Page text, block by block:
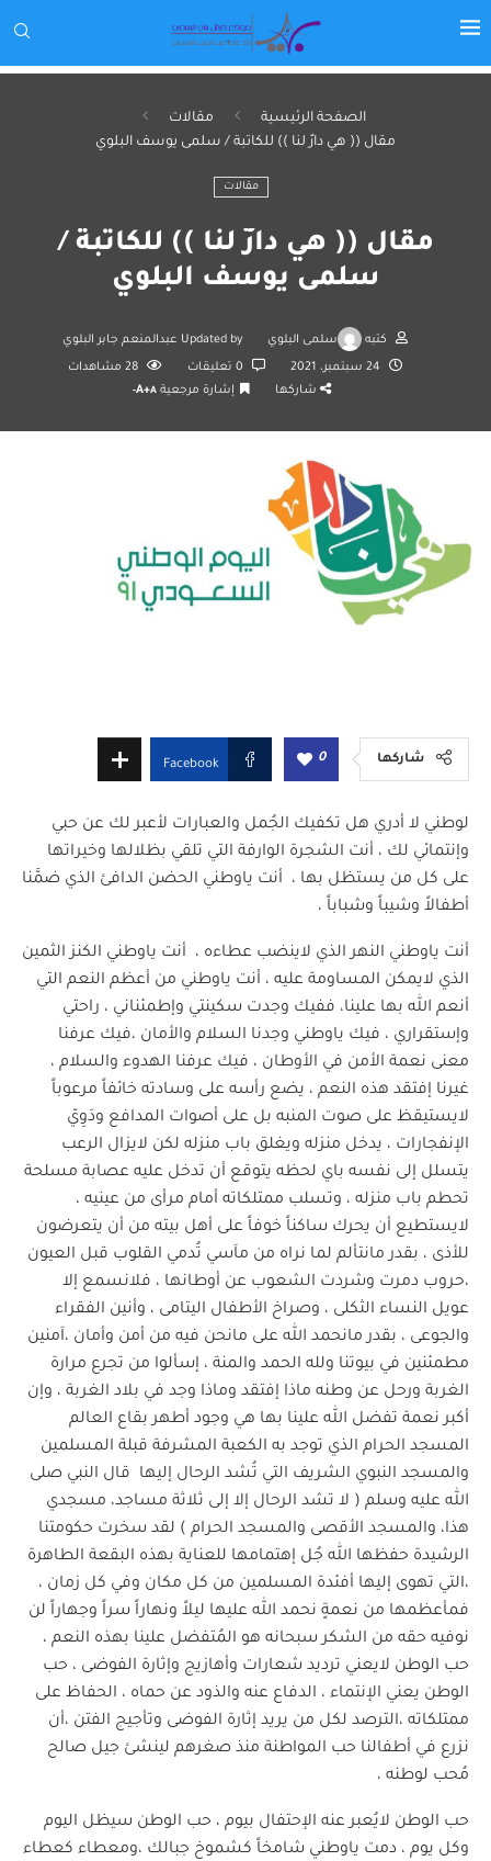
الصفحة الرئيسية
مقالات
مقال (( هي دارٌ لنا )) للكاتبة / سلمى يوسف البلوي
مقالات
مقال (( هي دارٌ لنا )) للكاتبة /
سلمى يوسف البلوي
كتبه سلمى البلوي Updated by عبدالمنعم جابر البلوي
24 سبتمبر، 2021 28 مشاهدات
شاركها
إشارة مرجعية A+A-
شاركها 0
Facebook
لوطني لا أدري هل تكفيك الجُمل والعبارات لأعبر لك عن حبي
وإنتمائي لك ، أنت الشجرة الوارفة التي تلقي بظلالها وخيراتها
على كل من يستظل بها ، أنت ياوطني الحضن الدافئ الذي ضمَّنا
أطفالاً وشيباً وشباباً ،
أنت ياوطني النهر الذي لاينضب عطاءه ، أنت ياوطني الكنز الثمين
الذي لايمكن المساومة عليه ، أنت ياوطني من أعظم النعم التي
أنعم الله بها علينا، ففيك وجدت سكينتي وإطمئناني ، راحتي
وإستقراري ، فيك ياوطني وجدنا السلام والأمان ،فيك عرفنا
معنى نعمة الأمن في الأوطان ، فيك عرفنا الهدوء والسلام ،
غيرنا إفتقد هذه النعم ، يضع رأسه على وسادته خائفاً مرعوباً
لايستيقظ على صوت المنبه بل على أصوات المدافع ودَوِيّ
الإنفجارات ، يدخل منزله ويغلق باب منزله لكن لايزال الرعب
يتسلل إلى نفسه باي لحظه يتوقع أن تدخل عليه عصابة مسلحة
تحطم باب منزله ، وتسلب ممتلكاته أمام مرأى من عينيه ،
لايستطيع أن يحرك ساكناً خوفاً على أهل بيته من أن يتعرضون
للأذى ، بقدر مانتألم لما نراه من مآسي تُدمي القلوب قبل العيون
،حروب دمرت وشردت الشعوب عن أوطانها ، فلانسمع إلا
عويل النساء الثكلى ، وصراخ الأطفال اليتامى ، وأنين الفقراء
والجوعى ، بقدر مانحمد الله على مانحن فيه من أمن وأمان ،آمنين
مطمئنين في بيوتنا ولله الحمد والمنة ، إسألوا من تجرع مرارة
الغربة ورحل عن وطنه ماذا إفتقد وماذا وجد في بلاد الغربة ، وإن
أكبر نعمة تفضل الله علينا بها هي وجود أطهر بقاع العالم
المسجد الحرام الذي توجد به الكعبة المشرفة قبلة المسلمين
والمسجد النبوي الشريف التي تُشد الرحال إليها قال النبي صلى
الله عليه وسلم ( لا تشد الرحال إلا إلى ثلاثة مساجد، مسجدي
هذا، والمسجد الأقصى والمسجد الحرام ) لقد سخرت حكومتنا
الرشيدة حفظها الله جُل إهتمامها للعناية بهذه البقعة الطاهرة
،التي تهوى إليها أفئدة المسلمين من كل مكان وفي كل زمان ،
فمأعظمها من نعمةٍ نحمد الله عليها ليلاً ونهاراً سراً وجهاراً لن
نوفيه حقه من الشكر سبحانه هو المُتفضل علينا بهذه النعم ،
حب الوطن لايعني ترديد شعارات وأهازيج وإثارة الفوضى ، حب
الوطن يعني الإنتماء ، الدفاع عنه والذود عن حماه ، الحفاظ على
ممتلكاته ،الترصد لكل من يريد إثارة الفوضى وتأجيج الفتن ،أن
نزرع في أطفالنا حب المواطنة منذ صغرهم لينشئ جيل صالح
مُحب لوطنه ،
حب الوطن لايُعبر عنه الإحتفال بيوم ، حب الوطن سيظل اليوم
وكل يوم ، دمت ياوطني شامخاً كشموخ جبالك ،ومعطاء كعطاء